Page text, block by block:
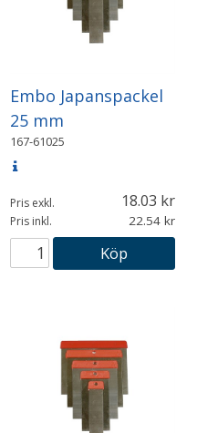
Embo Japanspackel
25 mm
167-61025
Pris exkl. 18.03
Pris inkl. 22.54
Köp